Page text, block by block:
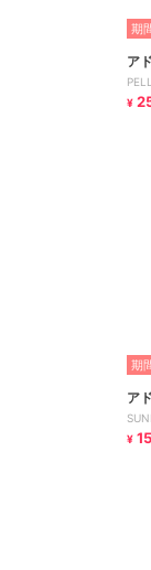
期
ア
¥
期
ア
¥